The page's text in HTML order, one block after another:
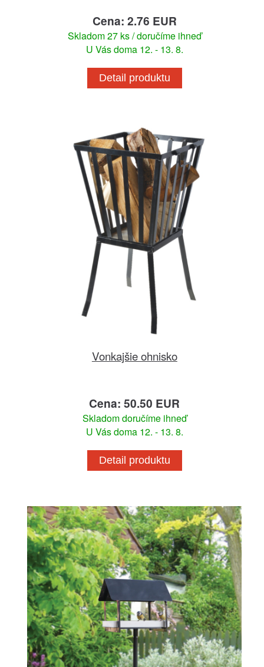
Cena: 2.76 EUR
Skladom 27 ks / doručíme ihneď
U Vás doma 12. - 13. 8.
Detail produktu
Vonkajšie ohnisko
Cena: 50.50 EUR
Skladom doručíme ihneď
U Vás doma 12. - 13. 8.
Detail produktu